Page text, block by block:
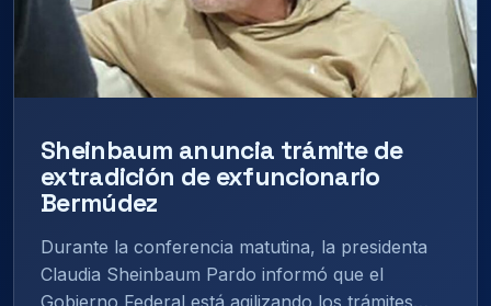
Sheinbaum anuncia trámite de
extradición de exfuncionario
Bermúdez
Durante la conferencia matutina, la presidenta
Claudia Sheinbaum Pardo informó que el
Gobierno Federal está agilizando los trámites…